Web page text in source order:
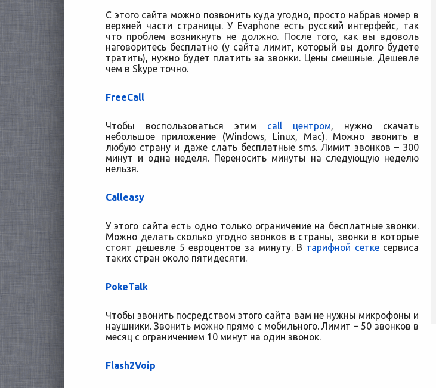
С этого сайта можно позвонить куда угодно, просто набрав номер в
верхней части страницы. У Evaphone есть русский интерфейс, так
что проблем возникнуть не должно. После того, как вы вдоволь
наговоритесь бесплатно (у сайта лимит, который вы долго будете
тратить), нужно будет платить за звонки. Цены смешные. Дешевле
чем в Skype точно.
FreeCall
Чтобы воспользоваться этим call центром, нужно скачать
небольшое приложение (Windows, Linux, Mac). Можно звонить в
любую страну и даже слать бесплатные sms. Лимит звонков – 300
минут и одна неделя. Переносить минуты на следующую неделю
нельзя.
Calleasy
У этого сайта есть одно только ограничение на бесплатные звонки.
Можно делать сколько угодно звонков в страны, звонки в которые
стоят дешевле 5 евроцентов за минуту. В тарифной сеткесервиса
таких стран около пятидесяти.
PokeTalk
Чтобы звонить посредством этого сайта вам не нужны микрофоны и
наушники. Звонить можно прямо с мобильного. Лимит – 50 звонков в
месяц с ограничением 10 минут на один звонок.
Flash2Voip